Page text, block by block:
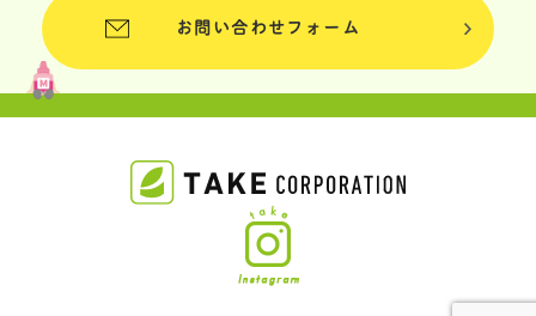
お問い合わせフォーム